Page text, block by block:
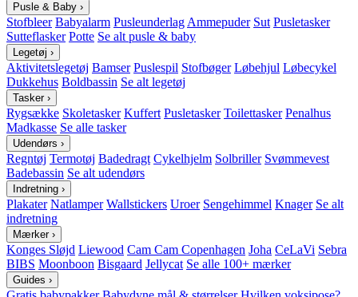
Pusle & Baby ›
Stofbleer Babyalarm Pusleunderlag Ammepuder Sut Pusletasker
Sutteflasker Potte Se alt pusle & baby
Legetøj ›
Aktivitetslegetøj Bamser Puslespil Stofbøger Løbehjul Løbecykel
Dukkehus Boldbassin Se alt legetøj
Tasker ›
Rygsække Skoletasker Kuffert Pusletasker Toilettasker Penalhus
Madkasse Se alle tasker
Udendørs ›
Regntøj Termotøj Badedragt Cykelhjelm Solbriller Svømmevest
Badebassin Se alt udendørs
Indretning ›
Plakater Natlamper Wallstickers Uroer Sengehimmel Knager Se alt
indretning
Mærker ›
Konges Sløjd Liewood Cam Cam Copenhagen Joha CeLaVi Sebra
BIBS Moonboon Bisgaard Jellycat Se alle 100+ mærker
Guides ›